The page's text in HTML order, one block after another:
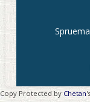
Copy Protected byChetan